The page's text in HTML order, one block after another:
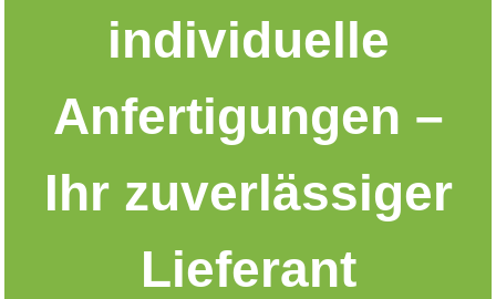
individuelle
Anfertigungen –
Ihr zuverlässiger
Lieferant